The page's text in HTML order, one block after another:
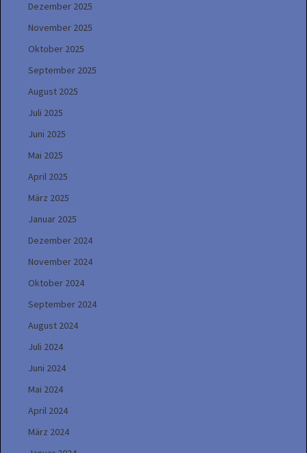
Dezember 2025
November 2025
Oktober 2025
September 2025
August 2025
Juli 2025
Juni 2025
Mai 2025
April 2025
März 2025
Januar 2025
Dezember 2024
November 2024
Oktober 2024
September 2024
August 2024
Juli 2024
Juni 2024
Mai 2024
April 2024
März 2024